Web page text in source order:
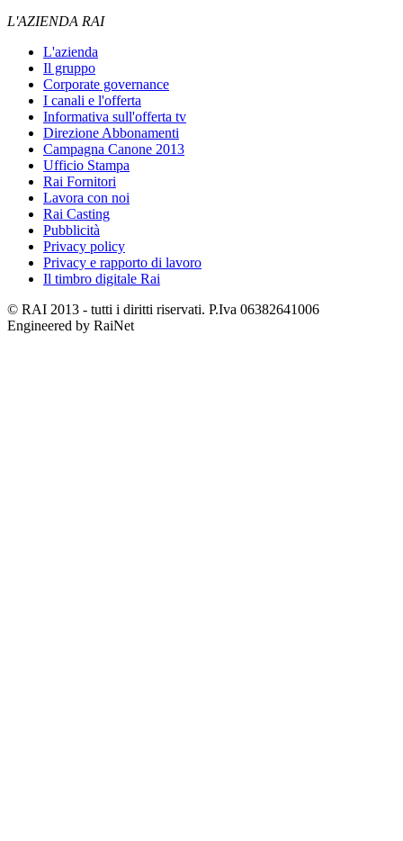
L'AZIENDA RAI
L'azienda
Il gruppo
Corporate governance
I canali e l'offerta
Informativa sull'offerta tv
Direzione Abbonamenti
Campagna Canone 2013
Ufficio Stampa
Rai Fornitori
Lavora con noi
Rai Casting
Pubblicità
Privacy policy
Privacy e rapporto di lavoro
Il timbro digitale Rai
© RAI 2013 - tutti i diritti riservati. P.Iva 06382641006
Engineered by RaiNet